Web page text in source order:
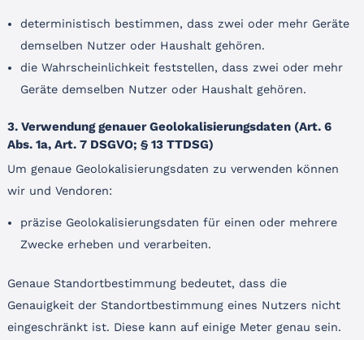
deterministisch bestimmen, dass zwei oder mehr Geräte
demselben Nutzer oder Haushalt gehören.
die Wahrscheinlichkeit feststellen, dass zwei oder mehr
Geräte demselben Nutzer oder Haushalt gehören.
3. Verwendung genauer Geolokalisierungsdaten (Art. 6
Abs. 1a, Art. 7 DSGVO; § 13 TTDSG)
Um genaue Geolokalisierungsdaten zu verwenden können
wir und Vendoren:
präzise Geolokalisierungsdaten für einen oder mehrere
Zwecke erheben und verarbeiten.
Genaue Standortbestimmung bedeutet, dass die
Genauigkeit der Standortbestimmung eines Nutzers nicht
eingeschränkt ist. Diese kann auf einige Meter genau sein.